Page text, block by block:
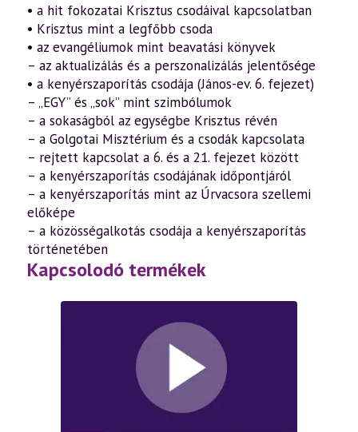
• a hit fokozatai Krisztus csodáival kapcsolatban
• Krisztus mint a legfőbb csoda
• az evangéliumok mint beavatási könyvek
– az aktualizálás és a perszonalizálás jelentősége
• a kenyérszaporítás csodája (János-ev. 6. fejezet)
– „EGY” és „sok” mint szimbólumok
– a sokaságból az egységbe Krisztus révén
– a Golgotai Misztérium és a csodák kapcsolata
– rejtett kapcsolat a 6. és a 21. fejezet között
– a kenyérszaporítás csodájának időpontjáról
– a kenyérszaporítás mint az Úrvacsora szellemi
előképe
– a közösségalkotás csodája a kenyérszaporítás
történetében
Kapcsolodó termékek